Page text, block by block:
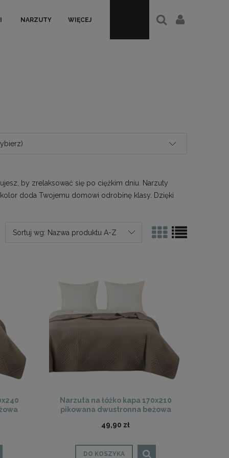
NARZUTY WIĘCEJ
by zrelaksować się po ciężkim dniu. Narzuty
doda Twojemu domowi odrobinę klasy. Dzięki
Sortuj wg: Nazwa produktu A-Z
Narzuta na łóżko kapa 170x210
pikowana dwustronna beżowa
49,90 zł
DO KOSZYKA